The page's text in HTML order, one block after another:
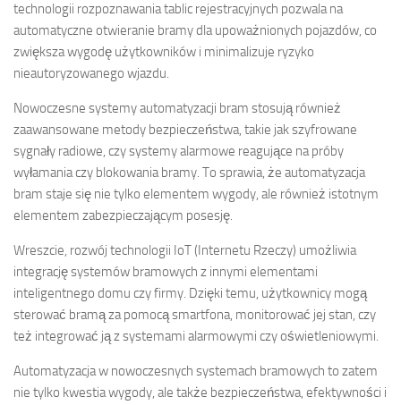
technologii rozpoznawania tablic rejestracyjnych pozwala na
automatyczne otwieranie bramy dla upoważnionych pojazdów, co
zwiększa wygodę użytkowników i minimalizuje ryzyko
nieautoryzowanego wjazdu.
Nowoczesne systemy automatyzacji bram stosują również
zaawansowane metody bezpieczeństwa, takie jak szyfrowane
sygnały radiowe, czy systemy alarmowe reagujące na próby
wyłamania czy blokowania bramy. To sprawia, że automatyzacja
bram staje się nie tylko elementem wygody, ale również istotnym
elementem zabezpieczającym posesję.
Wreszcie, rozwój technologii IoT (Internetu Rzeczy) umożliwia
integrację systemów bramowych z innymi elementami
inteligentnego domu czy firmy. Dzięki temu, użytkownicy mogą
sterować bramą za pomocą smartfona, monitorować jej stan, czy
też integrować ją z systemami alarmowymi czy oświetleniowymi.
Automatyzacja w nowoczesnych systemach bramowych to zatem
nie tylko kwestia wygody, ale także bezpieczeństwa, efektywności i